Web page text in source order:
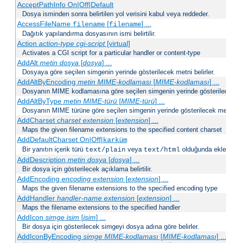
AcceptPathInfo On|Off|Default
Dosya isminden sonra belirtilen yol verisini kabul veya reddeder.
AccessFileName filename[filename] ...
Dağıtık yapılandırma dosyasının ismi belirtilir.
Action action-type cgi-script[virtual]
Activates a CGI script for a particular handler or content-type
AddAlt metin dosya[dosya] ...
Dosyaya göre seçilen simgenin yerinde gösterilecek metni belirler.
AddAltByEncoding metin MIME-kodlaması[MIME-kodlaması] ...
Dosyanın MIME kodlamasına göre seçilen simgenin yerinde
AddAltByType metin MIME-türü[MIME-türü] ...
Dosyanın MIME türüne göre seçilen simgenin yerinde gösterilecek
AddCharset charset extension[extension] ...
Maps the given filename extensions to the specified content charset
AddDefaultCharset On|Off|karküm
Bir yanıtın içerik türü text/plain veya text/html olduğunda
AddDescription metin dosya[dosya] ...
Bir dosya için gösterilecek açıklama belirtilir.
AddEncoding encoding extension[extension] ...
Maps the given filename extensions to the specified encoding type
AddHandler handler-name extension[extension] ...
Maps the filename extensions to the specified handler
AddIcon simge isim [isim] ...
Bir dosya için gösterilecek simgeyi dosya adına göre belirler.
AddIconByEncoding simge MIME-kodlaması[MIME-kodlaması] ...